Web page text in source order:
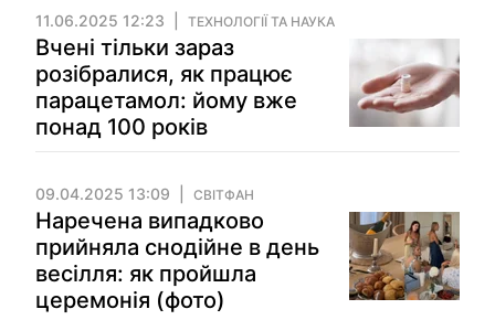
11.06.2025 12:23 ТЕХНОЛОГІЇ ТА НАУКА
Вчені тільки зараз
розібралися, як працює
парацетамол: йому вже
понад 100 років
09.04.2025 13:09 СВІТФАН
Наречена випадково
прийняла снодійне в день
весілля: як пройшла
церемонія (фото)